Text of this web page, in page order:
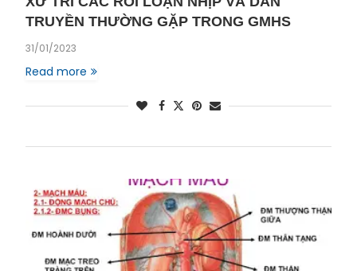
TRUYỀN THƯỜNG GẶP TRONG GMHS
31/01/2023
Read more